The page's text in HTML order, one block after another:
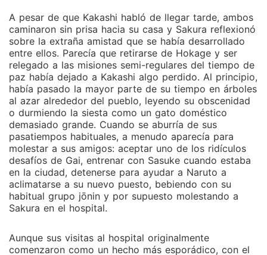
A pesar de que Kakashi habló de llegar tarde, ambos
caminaron sin prisa hacia su casa y Sakura reflexionó
sobre la extraña amistad que se había desarrollado
entre ellos. Parecía que retirarse de Hokage y ser
relegado a las misiones semi-regulares del tiempo de
paz había dejado a Kakashi algo perdido. Al principio,
había pasado la mayor parte de su tiempo en árboles
al azar alrededor del pueblo, leyendo su obscenidad
o durmiendo la siesta como un gato doméstico
demasiado grande. Cuando se aburría de sus
pasatiempos habituales, a menudo aparecía para
molestar a sus amigos: aceptar uno de los ridículos
desafíos de Gai, entrenar con Sasuke cuando estaba
en la ciudad, detenerse para ayudar a Naruto a
aclimatarse a su nuevo puesto, bebiendo con su
habitual grupo jōnin y por supuesto molestando a
Sakura en el hospital.
Aunque sus visitas al hospital originalmente
comenzaron como un hecho más esporádico, con el